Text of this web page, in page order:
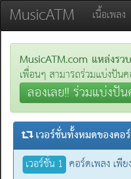
MusicATM เนื้อเพลง
MusicATM.com แหล่งรว
เพื่อนๆ สามารถร่วมแบ่งปัน
ลองเลย!! ร่วมแบ่ง
เวอร์ชั่นทั้งหมดของคอ
เวอร์ชั่น 1 คอร์ดเพลง เพีย